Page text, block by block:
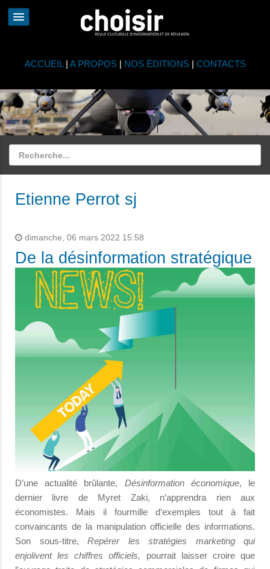
ACCUEIL | A PROPOS| NOS ÉDITIONS| CONTACTS
Etienne Perrot sj
dimanche, 06 mars 2022 15:58
De la désinformation stratégique
D’une actualité brûlante, Désinformation économique, le
dernier livre de Myret Zaki, n’apprendra rien aux
économistes. Mais il fourmille d’exemples tout à fait
convaincants de la manipulation officielle des informations.
Son sous-titre, Repérer les stratégies marketing qui
enjolivent les chiffres officiels, pourrait laisser croire que